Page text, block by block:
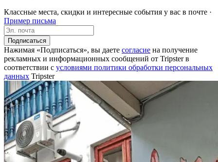
Классные места, скидки и интересные события у вас в почте ·
Пример письма
Подписаться
Нажимая «Подписаться», вы даете согласие на получение
рекламных и информационных сообщений от Tripster в
соответствии c условиями политики обработки персональных
данных Tripster